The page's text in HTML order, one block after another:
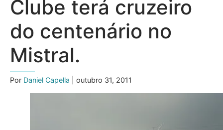
Clube terá cruzeiro
do centenário no
Mistral.
Por Daniel Capella | outubro 31, 2011